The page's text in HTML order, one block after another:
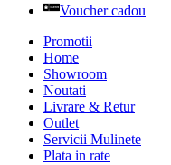
Voucher cadou
Promotii
Home
Showroom
Noutati
Livrare & Retur
Outlet
Servicii Mulinete
Plata in rate